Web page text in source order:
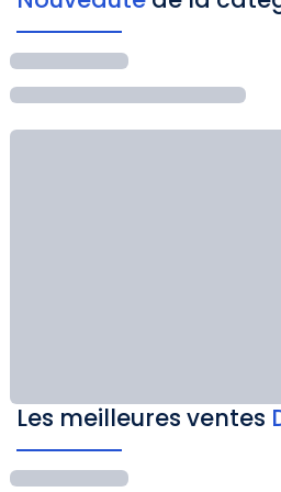
Les meilleures ventes